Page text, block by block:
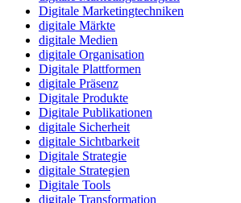
Digitale Marketingtechniken
digitale Märkte
digitale Medien
digitale Organisation
Digitale Plattformen
digitale Präsenz
Digitale Produkte
Digitale Publikationen
digitale Sicherheit
digitale Sichtbarkeit
Digitale Strategie
digitale Strategien
Digitale Tools
digitale Transformation